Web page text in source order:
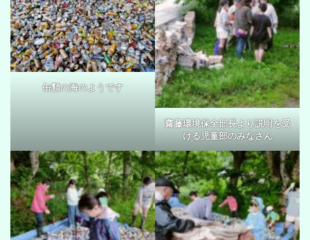
缶類の海のようです
齋藤環境保全部長より説明を受
ける児童部のみなさん